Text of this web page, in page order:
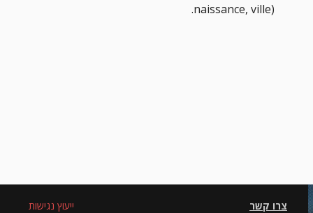
naissance, ville).
צרו קשר ייעוץ נגישות